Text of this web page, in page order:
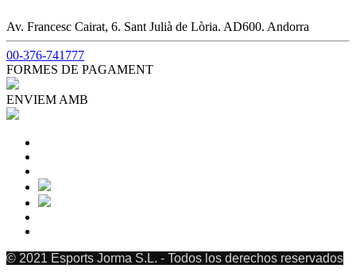
Av. Francesc Cairat, 6. Sant Julià de Lòria. AD600. Andorra
00-376-741777
FORMES DE PAGAMENT
ENVIEM AMB
© 2021 Esports Jorma S.L. - Todos los derechos reservados